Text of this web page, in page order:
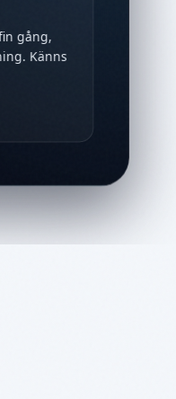
fin gång,
Känns